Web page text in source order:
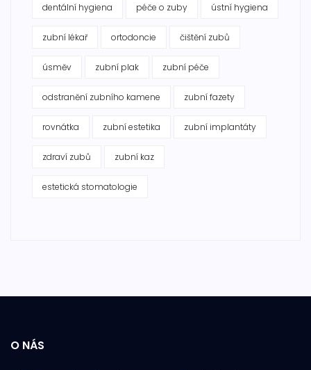
dentální hygiena péče o zuby ústní hygiena
zubní lékař ortodoncie čištění zubů
úsměv zubní plak zubní péče
odstranění zubního kamene zubní fazety
rovnátka zubní estetika zubní implantáty
zdraví zubů zubní kaz
estetická stomatologie
O NÁS